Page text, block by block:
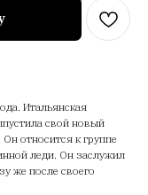
Итальянская
свой новый
относится к группе
леди. Он заслужил
же после своего